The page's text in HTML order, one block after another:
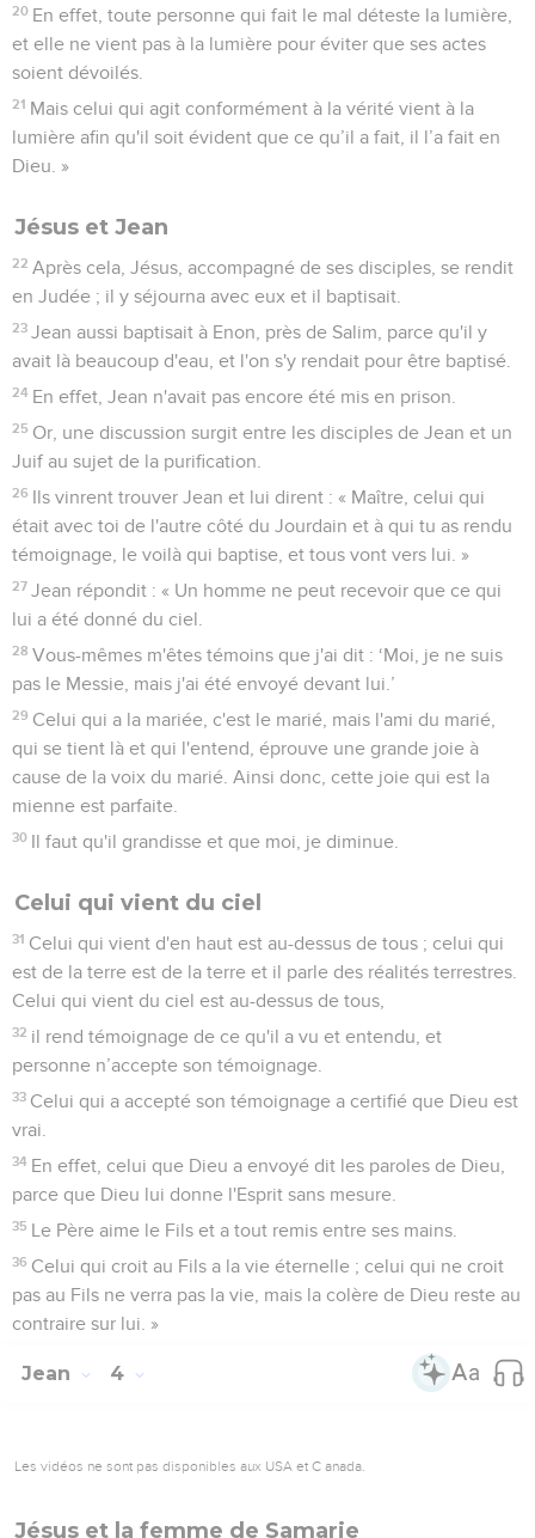
En effet, Dieu a tant aimé le monde qu'il a donné son Fils
unique afin que quiconque croit en lui ne périsse pas mais
Dieu, en effet, n'a pas envoyé son Fils dans le monde pour
juger le monde, mais pour que le monde soit sauvé par lui.
pas est déjà jugé parce qu'il n'a pas cru au nom du Fils
Et voici quel est ce jugement : la lumière est venue dans
le monde et les hommes ont préféré les ténèbres à la
lumière parce que leur manière d’agir était mauvaise.
20
En effet, toute personne qui fait le mal déteste la lumière,
et elle ne vient pas à la lumière pour éviter que ses actes
soient dévoilés.
21 Mais celui qui agit conformément à la vérité vient à la
lumière afin qu'il soit évident que ce qu’il a fait, il l’a fait en
Dieu. »
Jésus et Jean
22
Après cela, Jésus, accompagné de ses disciples, se rendit
en Judée ; il y séjourna avec eux et il baptisait.
23 Jean aussi baptisait à Enon, près de Salim, parce qu'il y
avait là beaucoup d'eau, et l'on s'y rendait pour être baptisé.
24 En effet, Jean n'avait pas encore été mis en prison.
Or, une discussion surgit entre les disciples de Jean et un
Juif au sujet de la purification.
Ils vinrent trouver Jean et lui dirent : « Maître, celui qui
témoignage, le voilà qui baptise, et tous vont vers lui. »
27 Jean répondit : « Un homme ne peut recevoir que ce qui
lui a été donné du ciel.
28
Vous-mêmes m'êtes témoins que j'ai dit : ‘Moi, je ne suis
pas le Messie, mais j'ai été envoyé devant lui.’
29
Celui qui a la mariée, c'est le marié, mais l'ami du marié,
qui se tient là et qui l'entend, éprouve une grande joie à
cause de la voix du marié. Ainsi donc, cette joie qui est la
mienne est parfaite.
30 Il faut qu'il grandisse et que moi, je diminue.
Celui qui vient du ciel
31 Celui qui vient d'en haut est au-dessus de tous ; celui qui
est de la terre est de la terre et il parle des réalités terrestres.
Celui qui vient du ciel est au-dessus de tous,
il rend témoignage de ce qu'il a vu et entendu, et
Celui qui a accepté son témoignage a certifié que Dieu est
34 En effet, celui que Dieu a envoyé dit les paroles de Dieu,